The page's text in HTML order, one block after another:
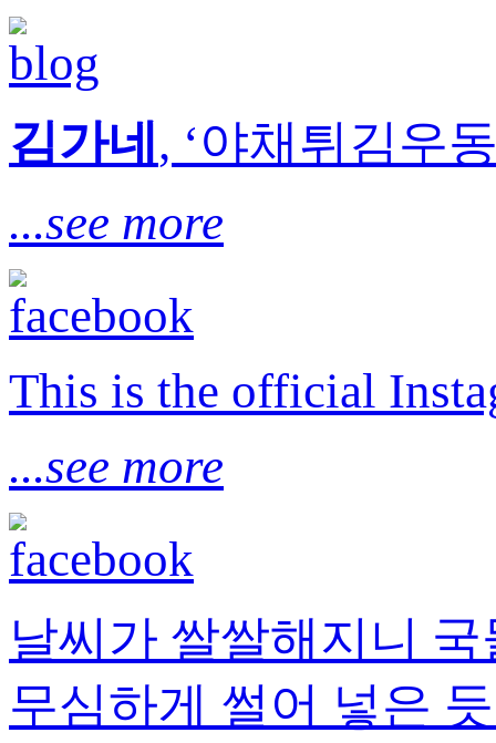
김가네 , ‘야채튀김우
...see more
This is the official
...see more
날씨가 쌀쌀해지니
무심하게 썰어 넣은